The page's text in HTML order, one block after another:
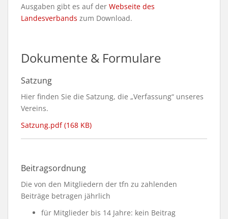
Ausgaben gibt es auf der Webseite des
Landesverbands zum Download.
Dokumente & Formulare
Satzung
Hier finden Sie die Satzung, die „Verfassung“ unseres
Vereins.
Satzung.pdf (168 KB)
Beitragsordnung
Die von den Mitgliedern der tfn zu zahlenden
Beiträge betragen jährlich
für Mitglieder bis 14 Jahre: kein Beitrag